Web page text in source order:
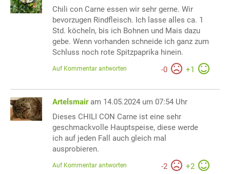
Chili con Carne essen wir sehr gerne. Wir
bevorzugen Rindfleisch. Ich lasse alles ca. 1
Std. köcheln, bis ich Bohnen und Mais dazu
gebe. Wenn vorhanden schneide ich ganz zum
Schluss noch rote Spitzpaprika hinein.
-0 +1
Auf Kommentar antworten
Artelsmair am 14.05.2024 um 07:54 Uhr
Dieses CHILI CON Carne ist eine sehr
geschmackvolle Hauptspeise, diese werde
ich auf jeden Fall auch gleich mal
ausprobieren.
-2 +2
Auf Kommentar antworten